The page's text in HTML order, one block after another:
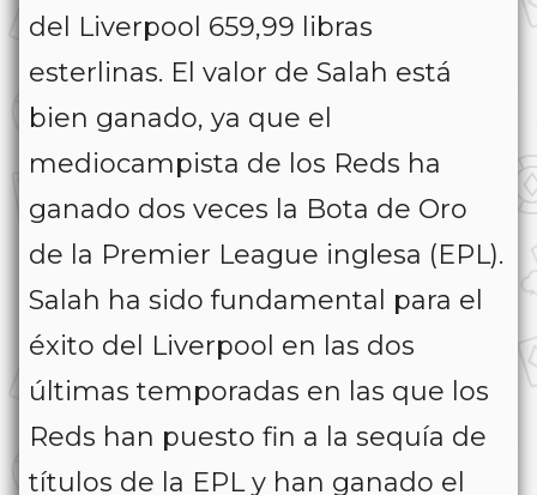
del Liverpool 659,99 libras
esterlinas. El valor de Salah está
bien ganado, ya que el
mediocampista de los Reds ha
ganado dos veces la Bota de Oro
de la Premier League inglesa (EPL).
Salah ha sido fundamental para el
éxito del Liverpool en las dos
últimas temporadas en las que los
Reds han puesto fin a la sequía de
títulos de la EPL y han ganado el